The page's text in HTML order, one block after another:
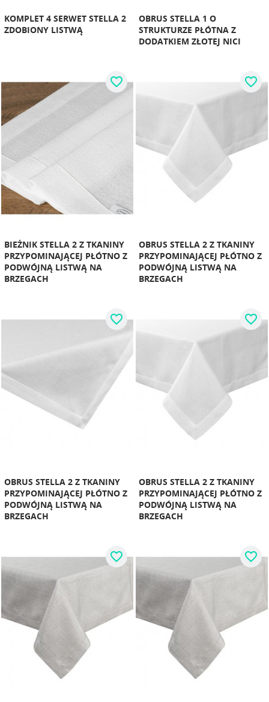
KOMPLET 4 SERWET STELLA 2
ZDOBIONY LISTWĄ
OBRUS STELLA 1 O
STRUKTURZE PŁÓTNA Z
DODATKIEM ZŁOTEJ NICI
BIEŻNIK STELLA 2 Z TKANINY
PRZYPOMINAJĄCEJ PŁÓTNO Z
PODWÓJNĄ LISTWĄ NA
BRZEGACH
favorite_border
OBRUS STELLA 2 Z TKANINY
PRZYPOMINAJĄCEJ PŁÓTNO Z
PODWÓJNĄ LISTWĄ NA
BRZEGACH
favorite_border
OBRUS STELLA 2 Z TKANINY
PRZYPOMINAJĄCEJ PŁÓTNO Z
PODWÓJNĄ LISTWĄ NA
BRZEGACH
favorite_border
OBRUS STELLA 2 Z TKANINY
PRZYPOMINAJĄCEJ PŁÓTNO Z
PODWÓJNĄ LISTWĄ NA
BRZEGACH
favorite_border
favorite_border favorite_border